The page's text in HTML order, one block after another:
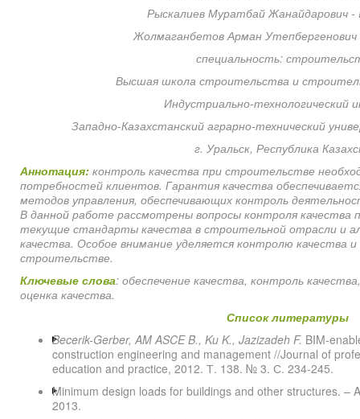
Рыскалиев Муратбай Жанайдарович -
Жолмаганбетов Арман
специальность:
Высшая школа строительства и
Индустриально-технологический
Западно-Казахстанский аграрно-технический
г. Уральск, Республика
Аннотация: контроль качества при строительстве
потребностей клиентов. Гарантия качества
методов управления, обеспечивающих контроль
В данной работе рассмотрены вопросы контроля
текущие стандарты качества в строительной отрасли и
качества. Особое внимание уделяется контролю качества
строительстве.
Ключевые слова: обеспечение качества, контроль
оценка качества.
Список литературы
Becerik-Gerber, AM ASCE B., Ku K., Jazizadeh F. BIM-
construction engineering and management //Journal of
education and practice, 2012. Т. 138. № 3. С. 234-245.
Minimum design loads for buildings and other structures. –
2013.